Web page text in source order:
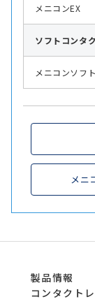
メニコンEX
ソフト コンタ
メニコンソフ
メニ
製品情報
コンタクト